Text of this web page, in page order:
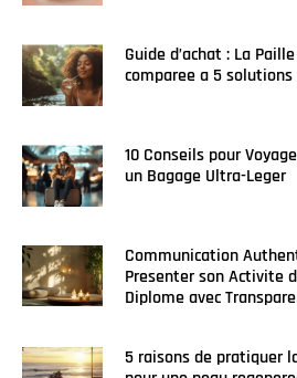
Guide d’achat : La
comparee a 5
10 Conseils pour
un Bagage Ultra-Leger
Communication
Presenter son Activite
Diplome avec
5 raisons de pratiquer